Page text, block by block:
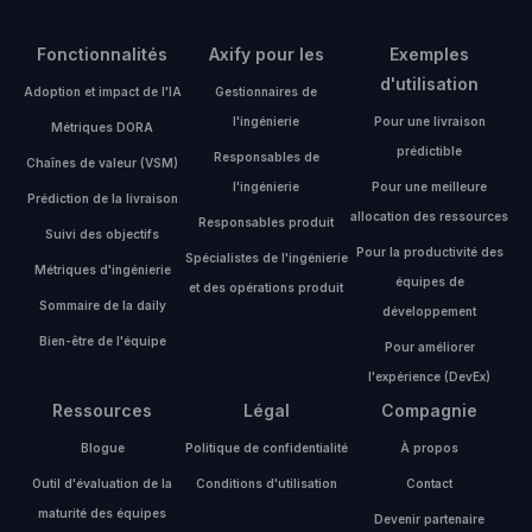
Fonctionnalités
Adoption et impact de l'IA
Métriques DORA
Chaînes de valeur (VSM)
Prédiction de la livraison
Suivi des objectifs
Métriques d'ingénierie
Sommaire de la daily
Bien-être de l'équipe
Axify pour les
Gestionnaires de
l'ingénierie
Responsables de
l'ingénierie
Responsables produit
Spécialistes de l'ingénierie
et des opérations produit
Exemples
d'utilisation
Pour une livraison
prédictible
Pour une meilleure
allocation des ressources
Pour la productivité des
équipes de
développement
Pour améliorer
l'expérience (DevEx)
Ressources
Blogue
Outil d'évaluation de la
maturité des équipes
Légal
Politique de confidentialité
Conditions d'utilisation
Compagnie
À propos
Contact
Devenir partenaire